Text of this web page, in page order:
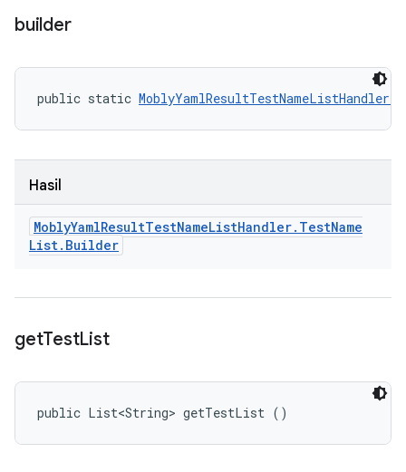
builder
public static
Hasil
MoblyYamlResultTestNameListHandler. TestName
List. Builder
getTestList
public List<String> getTestList ()